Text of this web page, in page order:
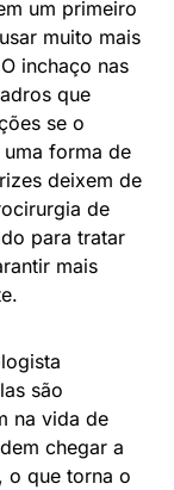
um primeiro
muito mais
inchaço nas
que
se o
forma de
deixem de
de
para tratar
mais
são
na vida de
chegar a
o que torna o